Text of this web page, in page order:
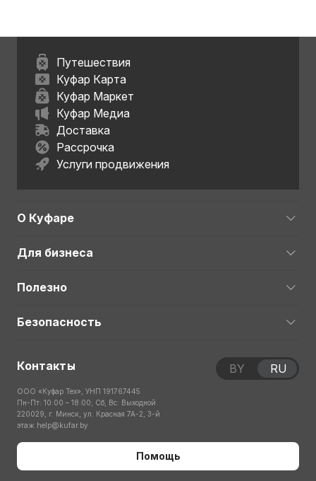
Путешествия
Куфар Карта
Куфар Маркет
Куфар Медиа
Доставка
Рассрочка
Услуги продвижения
О Куфаре
Для бизнеса
Полезно
Безопасность
Контакты
ООО «Куфар Тех», УНП 191767445
Пн-Пт: 10:00 – 18:00; Сб, Вс: Выходной
220029, г. Минск, ул. Красная 7А-2, 3-й
этаж help@kufar.by
Помощь
BY RU